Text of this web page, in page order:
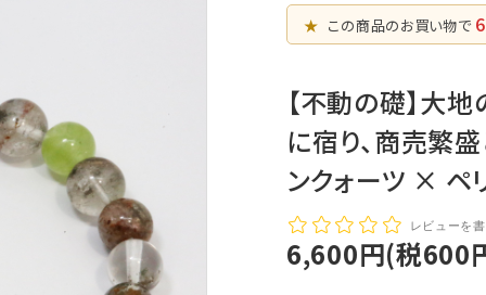
6月誕生石
恋愛・結婚・愛情 幸運系
和】
智】
★ この商品のお買い物で
【不動の礎】大
に宿り、商売繁
ンクォーツ × ペ
レビューを書
6,600円(税600